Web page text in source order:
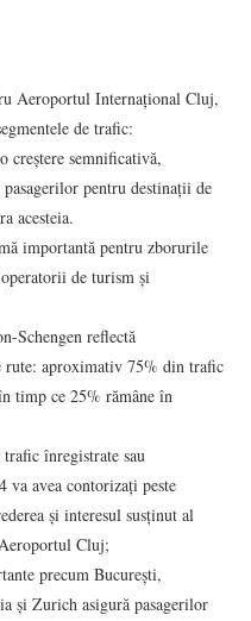
Aeroportul Internațional Cluj,
de trafic:
semnificativă,
pentru destinații de
acesteia.
importantă pentru zborurile
de turism și
Schengen reflectă
rute: aproximativ 75% din trafic
timp ce 25% rămâne în
înregistrate sau
va avea contorizați peste
și interesul susținut al
Cluj;
precum București,
și Zurich asigură pasagerilor